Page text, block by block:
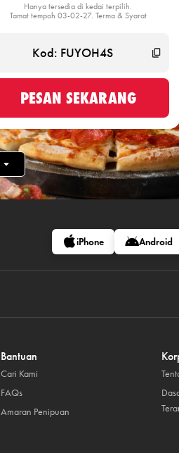
Hanya tersedia di kedai terpilih.
Tamat tempoh 03-02-27. Terma & Syarat
PESAN SEKARANG
iPhone Android
Bantuan
Cari Kami
FAQs
Amaran Penipuan